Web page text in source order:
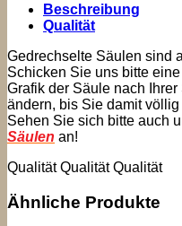
Beschreibung
Qualität
Gedrechselte Säulen sind
Schicken Sie uns bitte
Grafik der Säule nach
ändern, bis Sie damit
Sehen Sie sich bitte auch
Säulen an!
Qualität Qualität Qualität
Ähnliche Produkte